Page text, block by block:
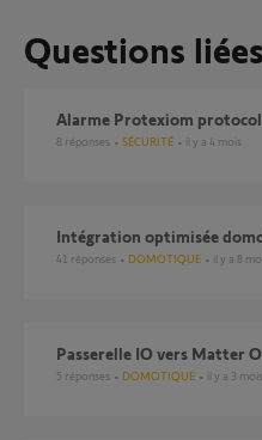
Questions liées
Alarme Protexiom
8 réponses SÉCURITÉ il y a 4 mois
Intégration optimisée
41 réponses DOMOTIQUE il y a 8
Passerelle IO vers Matter
5 réponses DOMOTIQUE il y a 3 mois